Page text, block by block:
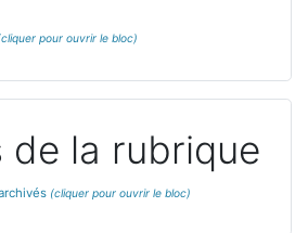
de la rubrique